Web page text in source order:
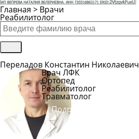
Главная > Врачи
Реабилитолог
Переладов Константин Николаевич
Врач ЛФК
Ортопед
Реабилитолог
Травматолог
Подробнее